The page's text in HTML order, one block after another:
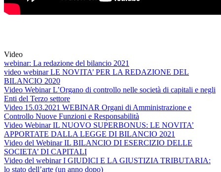
Video
webinar: La redazione del bilancio 2021
video webinar LE NOVITA’ PER LA REDAZIONE DEL
BILANCIO 2020
Video Webinar L’Organo di controllo nelle società di capitali e negli
Enti del Terzo settore
Video 15.03.2021 WEBINAR Organi di Amministrazione e
Controllo Nuove Funzioni e Responsabilità
Video Webinar IL NUOVO SUPERBONUS: LE NOVITA’
APPORTATE DALLA LEGGE DI BILANCIO 2021
Video del Webinar IL BILANCIO DI ESERCIZIO DELLE
SOCIETA’ DI CAPITALI
Video del webinar I GIUDICI E LA GIUSTIZIA TRIBUTARIA:
lo stato dell’arte (un anno dopo)